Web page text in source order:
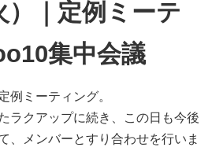
）｜定例ミーテ
集中会議
例ミーティング。
ラクアップに続き、この日も今後
、メンバーとすり合わせを行いま